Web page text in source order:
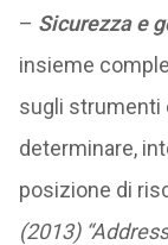
– Sicurezza e
insieme
sugli strumenti
determinare,
posizione di
(2013)